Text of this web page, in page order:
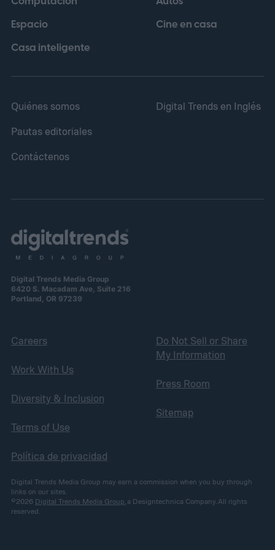
Espacio
Casa inteligente
Cine en casa
Quiénes somos
Pautas editoriales
Contáctenos
Digital Trends en Inglés
Digital Trends Media Group
6420 S. Macadam Ave, Suite 216
Portland, OR 97239
Careers
Work With Us
Diversity & Inclusion
Terms of Use
Política de privacidad
Do Not Sell or Share
My Information
Press Room
Sitemap
Digital Trends Media Group may earn a commission when you buy through
links on our sites.
©2026 Digital Trends Media Group, a Designtechnica Company. All rights
reserved.